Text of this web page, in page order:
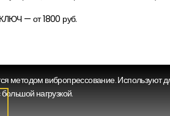
— от 1800 руб.
методом вибропрессование. Используют
нагрузкой.